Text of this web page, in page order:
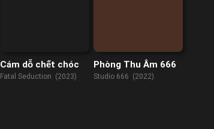
Cám dỗ chết chóc
Fatal Seduction (2023)
Phòng Thu Âm 666
Studio 666 (2022)